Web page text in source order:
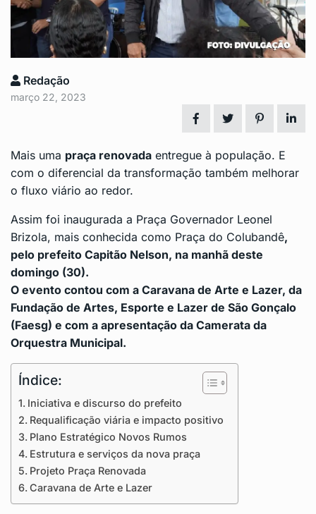
Redação
março 22, 2023
Mais uma praça renovada entregue à população. E
com o diferencial da transformação também melhorar
o fluxo viário ao redor.
Assim foi inaugurada a Praça Governador Leonel
Brizola, mais conhecida como Praça do Colubandê,
pelo prefeito Capitão Nelson, na manhã deste
domingo (30).
O evento contou com a Caravana de Arte e Lazer, da
Fundação de Artes, Esporte e Lazer de São Gonçalo
(Faesg) e com a apresentação da Camerata da
Orquestra Municipal.
Índice:
Iniciativa e discurso do prefeito
Requalificação viária e impacto positivo
Plano Estratégico Novos Rumos
Estrutura e serviços da nova praça
Projeto Praça Renovada
Caravana de Arte e Lazer